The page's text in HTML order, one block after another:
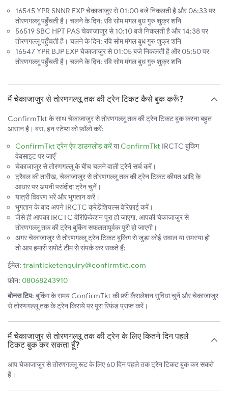
16545 YPR SNNR EXP चेकाजाजुर से 01:00 बजे निकलती है और 06:33 पर
तोरणगल्लू पहुँचती है। चलने के दिन: रवि सोम मंगल बुध गुरु शुक्र शनि
56519 SBC HPT PAS चेकाजाजुर से 10:10 बजे निकलती है और 14:38 पर
तोरणगल्लू पहुँचती है। चलने के दिन: रवि सोम मंगल बुध गुरु शुक्र शनि
16547 YPR BJP EXP चेकाजाजुर से 01:05 बजे निकलती है और 05:50 पर
तोरणगल्लू पहुँचती है। चलने के दिन: रवि सोम मंगल बुध गुरु शुक्र शनि
मैं चेकाजाजुर से तोरणगल्लू तक की ट्रेन टिकट कैसे बुक करूँ?
ConfirmTkt के साथ चेकाजाजुर से तोरणगल्लू तक की ट्रेन टिकट बुक करना बहुत
आसान है। बस, इन स्टेप्स को फ़ॉलो करें:
ConfirmTkt ट्रेन ऐप डाउनलोड करेंयाConfirmTkt IRCTC बुकिंग
वेबसाइट पर जाएँ
चेकाजाजुर से तोरणगल्लू के बीच चलने वाली ट्रेनें सर्च करें।
ट्रैवल की तारीख, चेकाजाजुर से तोरणगल्लू तक की ट्रेन टिकट कीमत आदि के
आधार पर अपनी पसंदीदा ट्रेन चुनें।
यात्री विवरण भरें और भुगतान करें।
भुगतान के बाद अपने IRCTC क्रेडेंशियल्स वेरिफ़ाई करें।
जैसे ही आपका IRCTC वेरिफ़िकेशन पूरा हो जाएगा, आपकी चेकाजाजुर से
तोरणगल्लू तक की ट्रेन बुकिंग सफलतापूर्वक पूरी हो जाएगी।
अगर चेकाजाजुर से तोरणगल्लू ट्रेन टिकट बुकिंग से जुड़ा कोई सवाल या समस्या हो
तो आप हमारी सपोर्ट टीम से संपर्क कर सकते हैं:
ईमेल: trainticketenquiry@confirmtkt.com
फ़ोन: 08068243910
बोनस टिप: बुकिंग के समय ConfirmTkt की फ़्री कैंसलेशन सुविधा चुनें और चेकाजाजुर
से तोरणगल्लू तक के ट्रेन किराये पर पूरा रिफंड प्राप्त करें।
मैं चेकाजाजुर से तोरणगल्लू तक की ट्रेन के लिए कितने दिन पहले
टिकट बुक कर सकता हूँ?
आप चेकाजाजुर से तोरणगल्लू रूट के लिए 60 दिन पहले तक ट्रेन टिकट बुक कर सकते
हैं।